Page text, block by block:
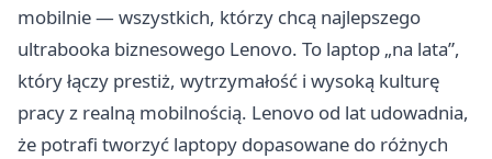
mobilnie — wszystkich, którzy chcą najlepszego
ultrabooka biznesowego Lenovo. To laptop „na lata”,
który łączy prestiż, wytrzymałość i wysoką kulturę
pracy z realną mobilnością. Lenovo od lat udowadnia,
że potrafi tworzyć laptopy dopasowane do różnych